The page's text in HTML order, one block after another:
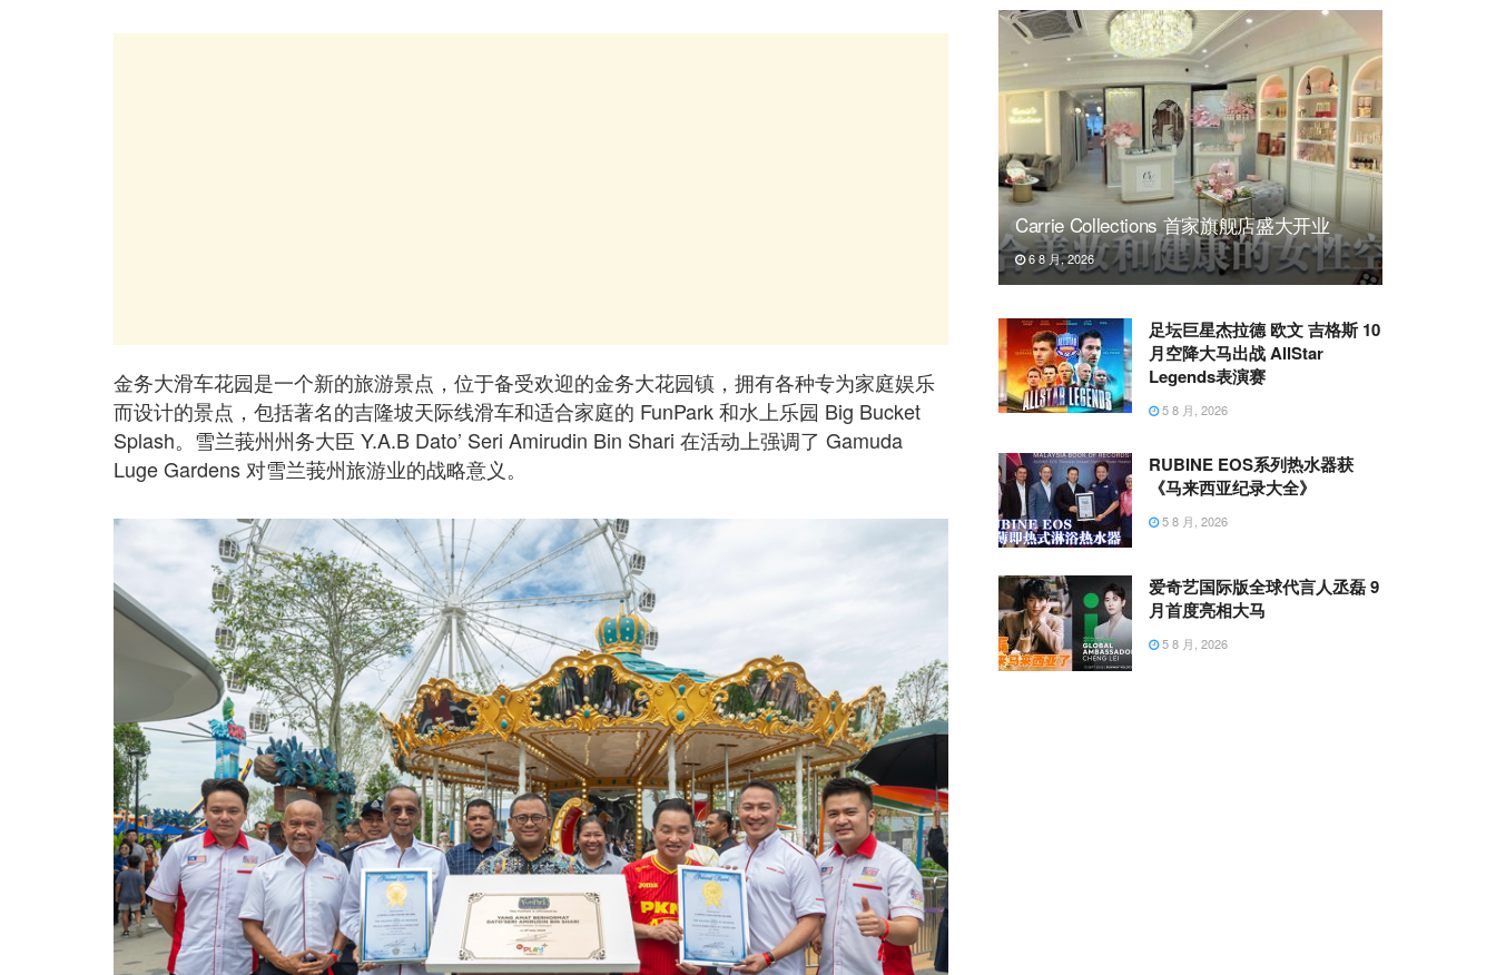
金务大滑车花园是一个新的旅游景点，位于备受欢迎的金务大花园镇，拥有各种专为家庭娱乐
而设计的景点，包括著名的吉隆坡天际线滑车和适合家庭的 FunPark 和水上乐园 Big Bucket
Splash。雪兰莪州州务大臣 Y.A.B Dato’ Seri Amirudin Bin Shari 在活动上强调了 Gamuda
Luge Gardens 对雪兰莪州旅游业的战略意义。
Carrie Collections 首家旗舰店盛大开业
6 8 月, 2026
足坛巨星杰拉德 欧文 吉格斯 10
月空降大马出战 AllStar
Legends表演赛
5 8 月, 2026
RUBINE EOS系列热水器获
《马来西亚纪录大全》
5 8 月, 2026
爱奇艺国际版全球代言人丞磊 9
月首度亮相大马
5 8 月, 2026